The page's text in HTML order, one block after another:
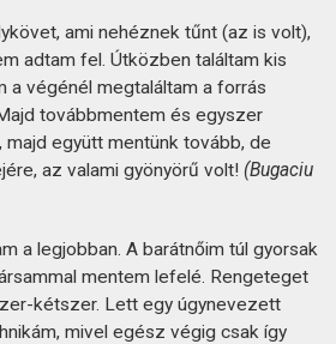
ami nehéznek tűnt (az is volt),
adtam fel. Útközben találtam kis
a végénél megtaláltam a forrás
továbbmentem és egyszer
együtt mentünk tovább, de
az valami gyönyörű volt! (Bugaciu
a legjobban. A barátnőim túl gyorsak
mentem lefelé. Rengeteget
kétszer. Lett egy úgynevezett
mivel egész végig csak így